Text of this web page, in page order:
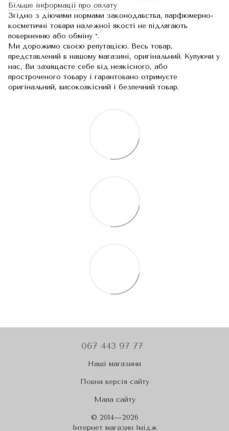
Більше інформації про оплату
Згідно з діючими нормами законодавства, парфюмерно-
косметичні товари належної якості не підлягають
поверненню або обміну *.
Ми дорожимо своєю репутацією. Весь товар,
представлений в нашому магазині, оригінальний. Купуючи у
нас, Ви захищаєте себе від неякісного, або
простроченого товару і гарантовано отримуєте
оригінальний, високоякісний і безпечний товар.
067 443 97 77
Наші магазини
Повна версія сайту
Мапа сайту
© 2014—2026
Iнтернет магазин Імідж